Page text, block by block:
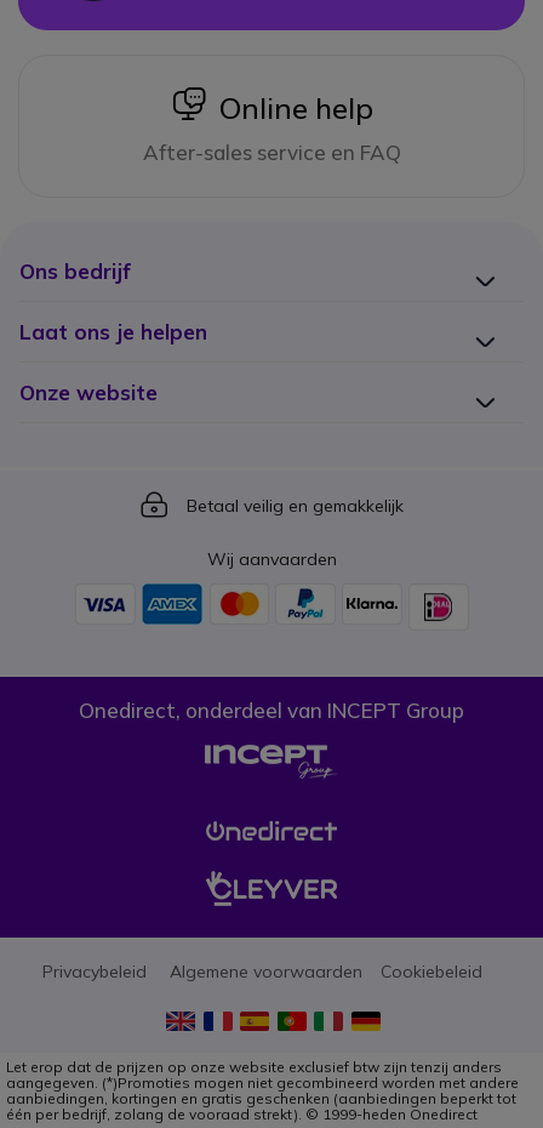
icon
Online help
After-sales service en FAQ
Ons bedrijf
Laat ons je helpen
Onze website
Icon
Betaal veilig en gemakkelijk
Wij aanvaarden
Onedirect, onderdeel van INCEPT Group
Privacybeleid Algemene voorwaarden Cookiebeleid
Let erop dat de prijzen op onze website exclusief btw zijn tenzij anders
aangegeven. (*)Promoties mogen niet gecombineerd worden met andere
aanbiedingen, kortingen en gratis geschenken (aanbiedingen beperkt tot
één per bedrijf, zolang de vooraad strekt). © 1999-heden Onedirect